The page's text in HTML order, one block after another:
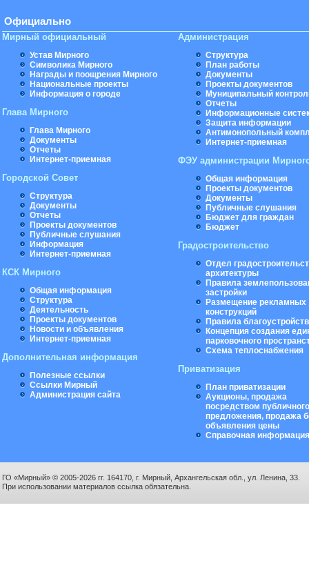
Официально
Мирный официальный
Устав Мирного
Символика Мирного
Награды и поощрения Мирного
Национальные проекты
Информация о городе
Глава Мирного
Глава Мирного
Документы
Отчеты
Интернет-приемная
Городской Совет
Структура
Документы
Отчеты
Проекты документов
Публичные слушания
Информация
Интернет-приемная
КСК Мирного
Общая информация
Структура
Деятельность
Проекты документов
Новости и объявления
Интернет-приемная
Дополнительная информация
Полезные ссылки
Ссылки Мирный
Администрация сайта
Администрация
Структура
План работы
Документы
Проекты документов
Муниципальный
Отчеты
Информационные
Защита информации
Антимонопольный
Интернет-приемная
ФЭУ администрации
Общая информация
Проекты документов
Документы
Публичные слушания
Бюджет для граждан
Бюджет
Градостроительство
Отдел
архитектуры
Правила
застройки
Размещение рекламных
конструкций
Правила
Концепция создания
парковочного
Схема теплоснабжения
Приватизация
План приватизации
Аукционы, продажа
посредством публичного
предложения, продажа
объявления цены
Справочная информация
ГО «Мирный» © 2005-2026 гг. 164170, г. Мирный, Архангельская обл., ул. Ленина, 33.
При использовании материалов ссылка обязательна.